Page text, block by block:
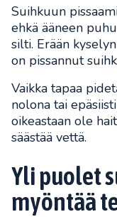
Suihkuun
ehkä ääneen
silti. Erään
on pissannut
Vaikka tapaa
nolona tai
oikeastaan ole
säästää vettä.
Yli puolet
myöntää